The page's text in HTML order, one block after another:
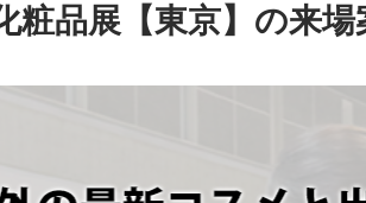
粧品展【東京】の来場